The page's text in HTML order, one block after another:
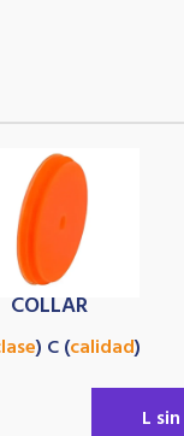
COLLAR
) C (calidad)
L